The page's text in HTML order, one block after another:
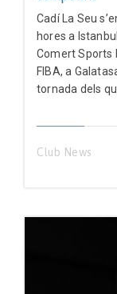
Cadí La Seu
hores a
Comert Sports
FIBA, a
tornada dels
Club News